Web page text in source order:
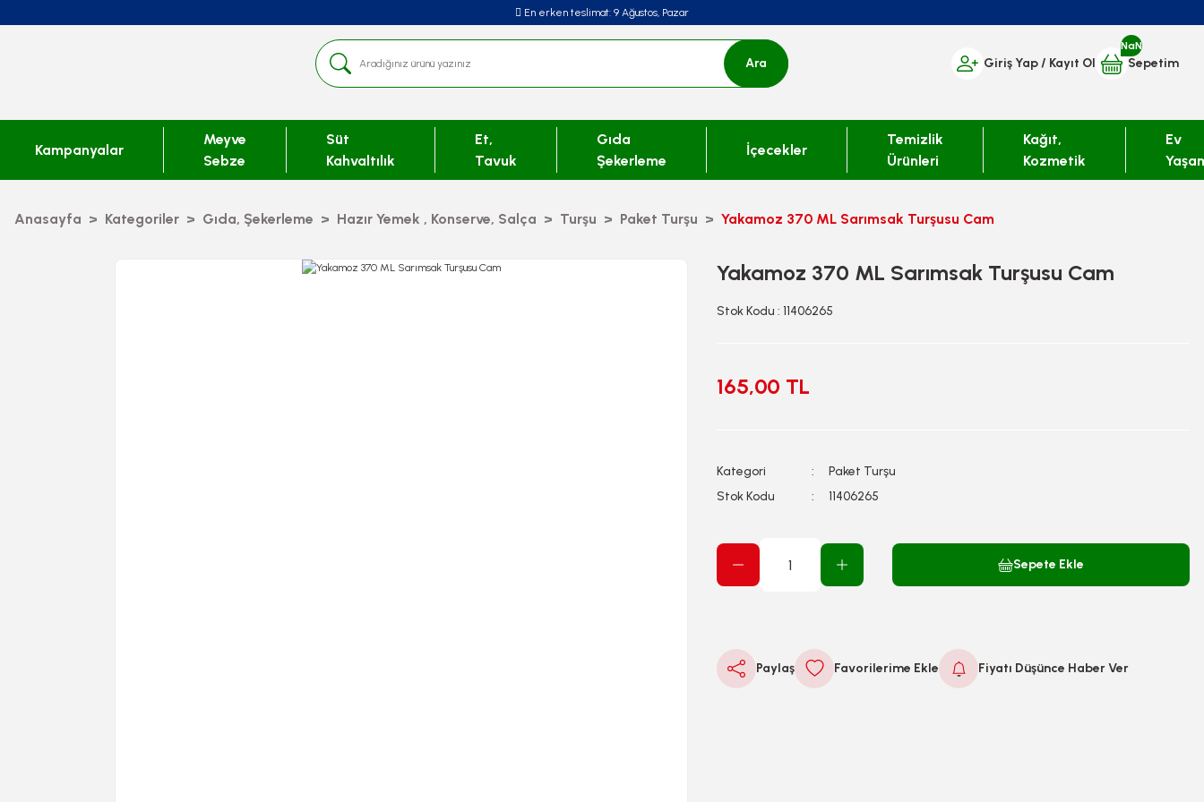
En erken teslimat: 9 Ağustos, Pazar
Ara Giriş Yap/ Kayıt Ol
NaN
Sepetim
Kampanyalar
Meyve
Sebze
Süt
Kahvaltılık
Et,
Tavuk
Gıda
Şekerleme
İçecekler
Temizlik
Ürünleri
Kağıt,
Kozmetik
Ev
Anasayfa Kategoriler Gıda, Şekerleme Hazır Yemek , Konserve, Salça Turşu Paket Turşu Yakamoz 370 ML Sarımsak Turşusu Cam
Yakamoz 370 ML Sarımsak Turşusu Cam
Stok Kodu : 11406265
165,00 TL
Kategori
Paket Turşu
Stok Kodu
11406265
Sepete Ekle
Paylaş Fiyatı Düşünce Haber Ver